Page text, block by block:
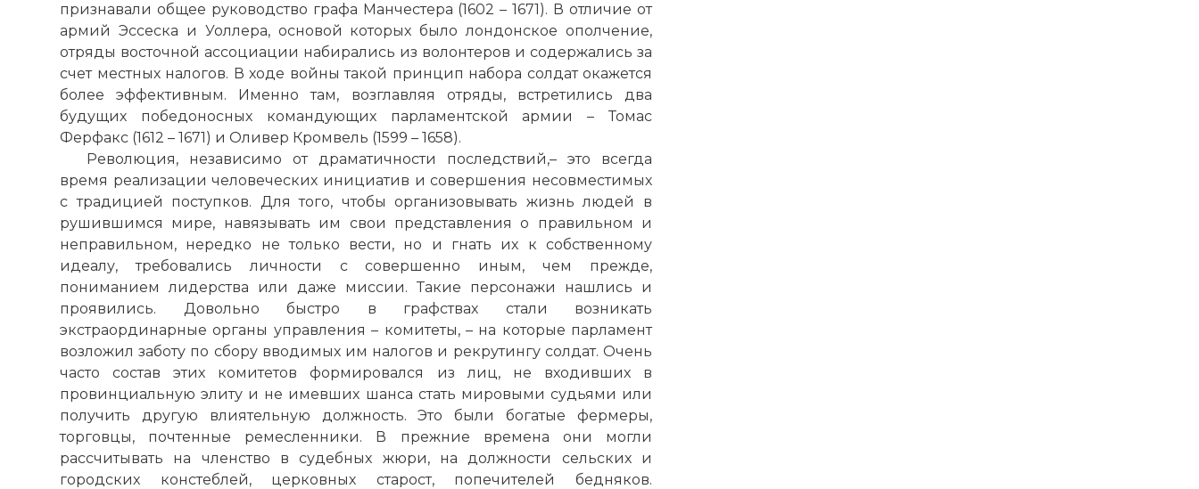
признавали общее руководство графа Манчестера (1602 – 1671). В отличие от
армий Эссеска и Уоллера, основой которых было лондонское ополчение,
отряды восточной ассоциации набирались из волонтеров и содержались за
счет местных налогов. В ходе войны такой принцип набора солдат окажется
более эффективным. Именно там, возглавляя отряды, встретились два
будущих победоносных командующих парламентской армии – Томас
Ферфакс (1612 – 1671) и Оливер Кромвель (1599 – 1658).
Революция, независимо от драматичности последствий,– это всегда
время реализации человеческих инициатив и совершения несовместимых
с традицией поступков. Для того, чтобы организовывать жизнь людей в
рушившимся мире, навязывать им свои представления о правильном и
неправильном, нередко не только вести, но и гнать их к собственному
идеалу, требовались личности с совершенно иным, чем прежде,
пониманием лидерства или даже миссии. Такие персонажи нашлись и
проявились. Довольно быстро в графствах стали возникать
экстраординарные органы управления – комитеты, – на которые парламент
возложил заботу по сбору вводимых им налогов и рекрутингу солдат. Очень
часто состав этих комитетов формировался из лиц, не входивших в
провинциальную элиту и не имевших шанса стать мировыми судьями или
получить другую влиятельную должность. Это были богатые фермеры,
торговцы, почтенные ремесленники. В прежние времена они могли
рассчитывать на членство в судебных жюри, на должности сельских и
городских констеблей, церковных старост, попечителей бедняков.
☓